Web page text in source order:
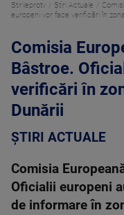
Stirileprotv Știri Actuale
europeni vor face verificări în
Comisia
Bâstroe.
verificări în
Dunării
ȘTIRI ACTUALE
Comisia
Oficialii europeni
de informare în